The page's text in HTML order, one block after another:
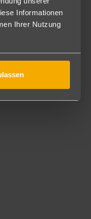
Informationen
Ihrer Nutzung
mittags Snacks am
ist obligatorisch.
Getränke